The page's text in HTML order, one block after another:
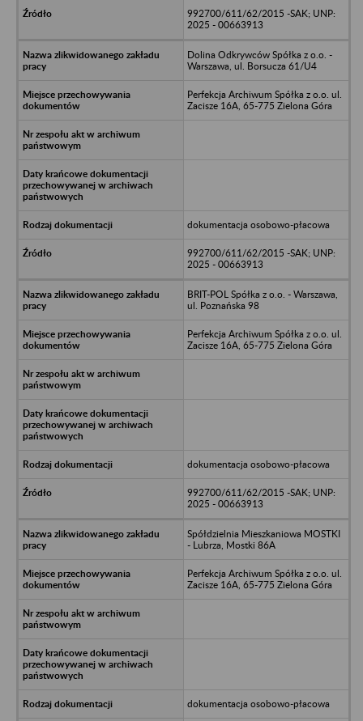
992700/611/62/2015 -SAK; UNP:
2025 - 00663913
Dolina Odkrywców Spółka z o.o. -
Warszawa, ul. Borsucza 61/U4
Perfekcja Archiwum Spółka z o.o. ul.
Zacisze 16A, 65-775 Zielona Góra
dokumentacja osobowo-płacowa
992700/611/62/2015 -SAK; UNP:
2025 - 00663913
BRIT-POL Spółka z o.o. - Warszawa,
ul. Poznańska 98
Perfekcja Archiwum Spółka z o.o. ul.
Zacisze 16A, 65-775 Zielona Góra
dokumentacja osobowo-płacowa
992700/611/62/2015 -SAK; UNP:
2025 - 00663913
Spółdzielnia Mieszkaniowa MOSTKI
- Lubrza, Mostki 86A
Perfekcja Archiwum Spółka z o.o. ul.
Zacisze 16A, 65-775 Zielona Góra
dokumentacja osobowo-płacowa